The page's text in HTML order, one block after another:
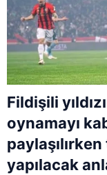
Fildişili
oynamayı
yapılacak